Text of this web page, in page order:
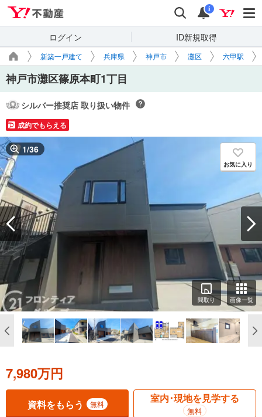
検索 通知
i
ログイン ID新規取得
新築一戸建て 兵庫県 神戸市 灘区 六甲駅
神戸市灘区篠原本町1丁目
シルバー推奨店 取り扱い物件
成約でもらえる
1/36
お気に入り
間取り 画像一覧
7,980万円
資料をもらう 無料 室内･現地を見学する
無料